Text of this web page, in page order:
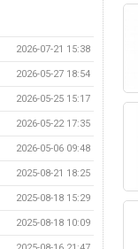
2026-07-21 15:38
2026-05-27 18:54
2026-05-25 15:17
2026-05-22 17:35
2026-05-06 09:48
2025-08-21 18:25
2025-08-18 15:29
2025-08-18 10:09